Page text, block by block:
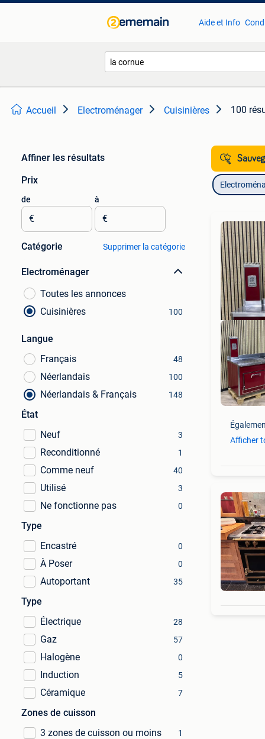
Aide et Info
Accueil Electroménager Cuisinières 100
Affiner les résultats
Prix
de
€
à
€
Catégorie Supprimer la catégorie
Electroménager
Toutes les annonces
Cuisinières
100
Langue
Français
48
Néerlandais 100
Néerlandais & Français 148
État
Neuf
3
Reconditionné 1
Comme neuf 40
Utilisé 3
Ne fonctionne pas 0
Type
Encastré
0
À Poser 0
Autoportant 35
Type
Électrique
28
Gaz 57
Halogène 0
Induction 5
Céramique 7
Zones de cuisson
3 zones de cuisson ou moins
1
Afficher